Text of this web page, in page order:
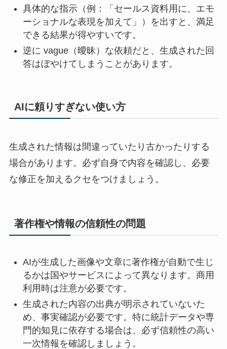
具体的な指示（例：「セールス資料用に、エモ
ーショナルな表現を加えて」）を出すと、満足
できる結果が得やすいです。
逆に vague（曖昧）な依頼だと、生成された回
答はぼやけてしまうことがあります。
AIに頼りすぎない使い方
生成された情報は間違っていたり古かったりする
場合があります。必ず自身で内容を確認し、必要
な修正を加えるクセをつけましょう。
著作権や情報の信頼性の問題
AIが生成した画像や文章に著作権が自動で生じ
るかは国やサービスによって異なります。商用
利用時は注意が必要です。
生成された内容の出典が明示されていないた
め、事実確認が必要です。特に統計データや専
門的知見に依存する場合は、必ず信頼性の高い
一次情報を確認しましょう。